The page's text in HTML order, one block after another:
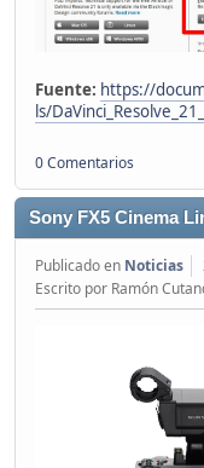
Fuente: https://
ls/
0 Comentarios
Sony FX5 Cinema
Publicado en Noticias
Escrito por Ramón